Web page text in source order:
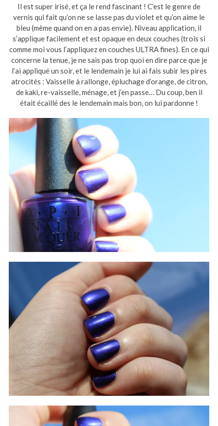
Il est super irisé, et ça le rend fascinant ! C’est le genre de
vernis qui fait qu’on ne se lasse pas du violet et qu’on aime le
bleu (même quand on en a pas envie). Niveau application, il
s’applique facilement et est opaque en deux couches (trois si
comme moi vous l’appliquez en couches ULTRA fines). En ce qui
concerne la tenue, je ne sais pas trop quoi en dire parce que je
l’ai appliqué un soir, et le lendemain je lui ai fais subir les pires
atrocités : Vaisselle à rallonge, épluchage d’orange, de citron,
de kaki, re-vaisselle, ménage, et j’en passe… Du coup, ben il
était écaillé des le lendemain mais bon, on lui pardonne !